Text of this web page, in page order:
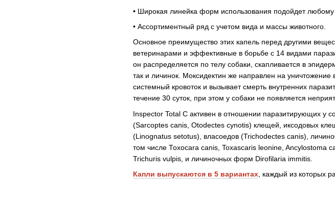
• Широкая линейка форм использования подойдет любому
• Ассортиментный ряд с учетом вида и массы животного.
Основное преимущество этих капель перед другими
ветеринарами и эффективные в борьбе с 14 видами
он распределяется по телу собаки, скапливается в
так и личинок. Моксидектин же направлен на
системный кровоток и вызывает смерть внутренних
течение 30 суток, при этом у собаки не появляется
Inspector Total С активен в отношении паразитирующих у
(Sarcoptes canis, Otodectes cynotis) клещей, иксодовых
(Linognatus setotus), власоедов (Trichodectes canis),
том числе Тохосаra canis, Toxascaris leonine, Ancylostoma
Trichuris vulpis, и личиночных форм Dirofilaria immitis.
Капли выпускаются в 5 вариантах , каждый из которых